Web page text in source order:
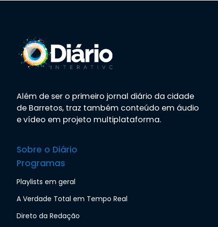
Além de ser o primeiro jornal diário da cidade
de Barretos, traz também conteúdo em áudio
e vídeo em projeto multiplataforma.
Sobre o Diário
Programas
Playlists em geral
A Verdade Total em Tempo Real
Direto da Redação